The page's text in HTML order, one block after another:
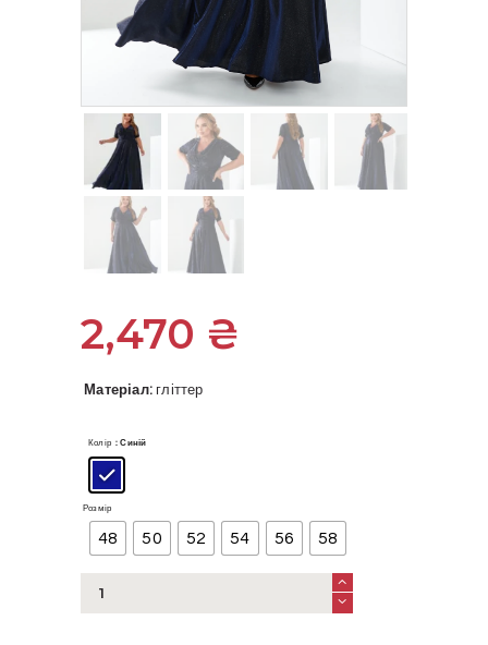
2,470 ₴
Матеріал: гліттер
Колір : Синій
Розмір
48 50 52 54 56 58